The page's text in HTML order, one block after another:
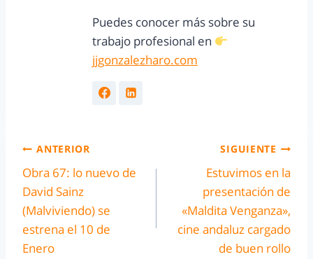
Puedes conocer más sobre su
trabajo profesional en
jjgonzalezharo.com
ANTERIOR
Obra 67: lo nuevo de
David Sainz
(Malviviendo) se
estrena el 10 de
Enero
SIGUIENTE
Estuvimos en la
presentación de
«Maldita Venganza»,
cine andaluz cargado
de buen rollo